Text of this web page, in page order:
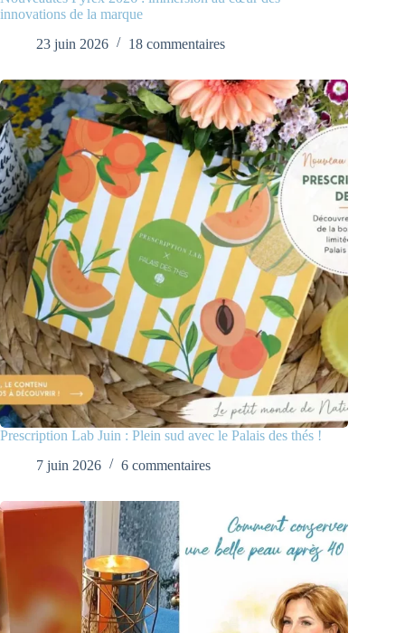
innovations de la marque
23 juin 2026
18 commentaires
Prescription Lab Juin : Plein sud avec le Palais des thés !
7 juin 2026
6 commentaires